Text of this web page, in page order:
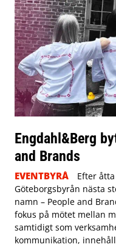
Engdahl&Berg
and Brands
EVENTBYRÅ
Efter
Göteborgsbyrån nästa
namn – People and
fokus på mötet mellan
samtidigt som
kommunikation,